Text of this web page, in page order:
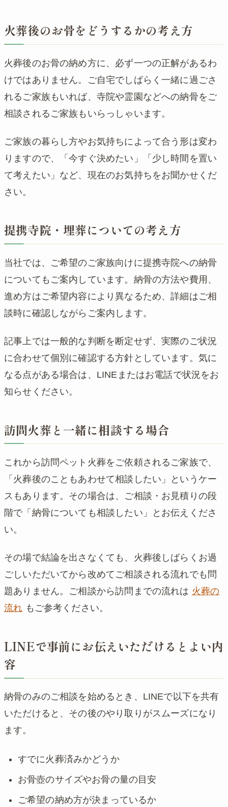
火葬後のお骨をどうするかの考え方
火葬後のお骨の納め方に、必ず一つの正解があるわ
けではありません。ご自宅でしばらく一緒に過ごさ
れるご家族もいれば、寺院や霊園などへの納骨をご
相談されるご家族もいらっしゃいます。
ご家族の暮らし方やお気持ちによって合う形は変わ
りますので、「今すぐ決めたい」「少し時間を置い
て考えたい」など、現在のお気持ちをお聞かせくだ
さい。
提携寺院・埋葬についての考え方
当社では、ご希望のご家族向けに提携寺院への納骨
についてもご案内しています。納骨の方法や費用、
進め方はご希望内容により異なるため、詳細はご相
談時に確認しながらご案内します。
記事上では一般的な判断を断定せず、実際のご状況
に合わせて個別に確認する方針としています。気に
なる点がある場合は、LINEまたはお電話で状況をお
知らせください。
訪問火葬と一緒に相談する場合
これから訪問ペット火葬をご依頼されるご家族で、
「火葬後のこともあわせて相談したい」というケー
スもあります。その場合は、ご相談・お見積りの段
階で「納骨についても相談したい」とお伝えくださ
い。
その場で結論を出さなくても、火葬後しばらくお過
ごしいただいてから改めてご相談される流れでも問
題ありません。ご相談から訪問までの流れは 火葬の
流れ もご参考ください。
LINEで事前にお伝えいただけるとよい内
容
納骨のみのご相談を始めるとき、LINEで以下を共有
いただけると、その後のやり取りがスムーズになり
ます。
すでに火葬済みかどうか
お骨壺のサイズやお骨の量の目安
ご希望の納め方が決まっているか